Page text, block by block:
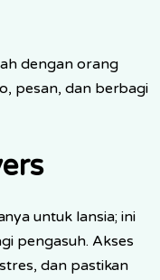
dengan orang
pesan, dan berbagi
untuk lansia; ini
pengasuh. Akses
dan pastikan